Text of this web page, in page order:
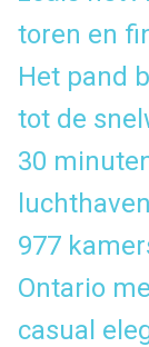
toren en
Het pand
tot de
30
977
Ontario
casual